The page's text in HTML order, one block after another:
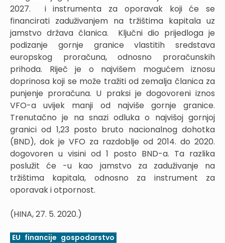
2027. i instrumenta za oporavak koji će se
financirati zaduživanjem na tržištima kapitala uz
jamstvo država članica. Ključni dio prijedloga je
podizanje gornje granice vlastitih sredstava
europskog proračuna, odnosno proračunskih
prihoda. Riječ je o najvišem mogućem iznosu
doprinosa koji se može tražiti od zemalja članica za
punjenje proračuna. U praksi je dogovoreni iznos
VFO-a uvijek manji od najviše gornje granice.
Trenutačno je na snazi odluka o najvišoj gornjoj
granici od 1,23 posto bruto nacionalnog dohotka
(BND), dok je VFO za razdoblje od 2014. do 2020.
dogovoren u visini od 1 posto BND-a. Ta razlika
poslužit će -u kao jamstvo za zaduživanje na
tržištima kapitala, odnosno za instrument za
oporavak i otpornost.
(HINA, 27. 5. 2020.)
EU financije gospodarstvo